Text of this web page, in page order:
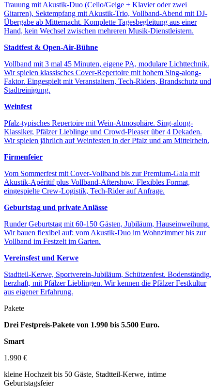
Trauung mit Akustik-Duo (Cello/Geige + Klavier oder zwei
Gitarren), Sektempfang mit Akustik-Trio, Vollband-Abend mit DJ-
Übergabe ab Mitternacht. Komplette Tagesbegleitung aus einer
Hand, kein Wechsel zwischen mehreren Musik-Dienstleistern.
Stadtfest & Open-Air-Bühne
Vollband mit 3 mal 45 Minuten, eigene PA, modulare Lichttechnik.
Wir spielen klassisches Cover-Repertoire mit hohem Sing-along-
Faktor. Eingespielt mit Veranstaltern, Tech-Riders, Brandschutz und
Stadtreinigung.
Weinfest
Pfalz-typisches Repertoire mit Wein-Atmosphäre. Sing-along-
Klassiker, Pfälzer Lieblinge und Crowd-Pleaser über 4 Dekaden.
Wir spielen jährlich auf Weinfesten in der Pfalz und am Mittelrhein.
Firmenfeier
Vom Sommerfest mit Cover-Vollband bis zur Premium-Gala mit
Akustik-Apéritif plus Vollband-Aftershow. Flexibles Format,
eingespielte Crew-Logistik, Tech-Rider auf Anfrage.
Geburtstag und private Anlässe
Runder Geburtstag mit 60-150 Gästen, Jubiläum, Hauseinweihung.
Wir bauen flexibel auf: vom Akustik-Duo im Wohnzimmer bis zur
Vollband im Festzelt im Garten.
Vereinsfest und Kerwe
Stadtteil-Kerwe, Sportverein-Jubiläum, Schützenfest. Bodenständig,
herzhaft, mit Pfälzer Lieblingen. Wir kennen die Pfälzer Festkultur
aus eigener Erfahrung.
Pakete
Drei Festpreis-Pakete von 1.990 bis 5.500 Euro.
Smart
1.990 €
kleine Hochzeit bis 50 Gäste, Stadtteil-Kerwe, intime
Geburtstagsfeier